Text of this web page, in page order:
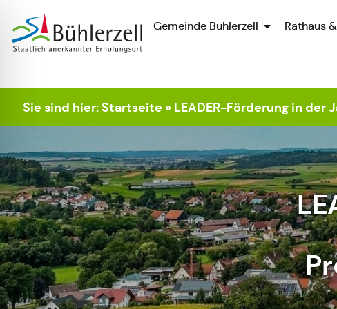
Gemeinde Bühlerzell Rathaus
Sie sind hier:Startseite » LEADER-Förderung in